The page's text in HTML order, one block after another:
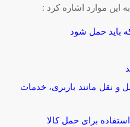
این موارد اشاره کرد :
که باید حمل شود
و نقل مانند باربری، خدمات
برای حمل کالا